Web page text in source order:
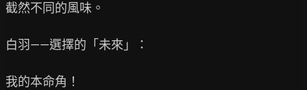
截然不同的風味。
白羽——選擇的「未來」：
我的本命角！